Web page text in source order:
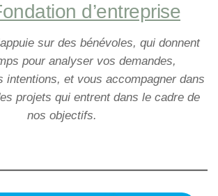
d’entreprise
sur des bénévoles, qui donnent
pour analyser vos demandes,
intentions, et vous accompagner dans
projets qui entrent dans le cadre de
nos objectifs.